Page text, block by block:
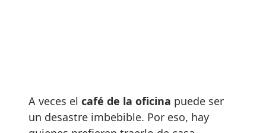
A veces el café de la oficina puede ser
un desastre imbebible. Por eso, hay